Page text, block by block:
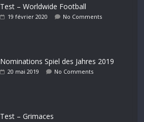
Test – Worldwide Football
19 février 2020 No Comments
Nominations Spiel des Jahres 2019
20 mai 2019 No Comments
Test – Grimaces